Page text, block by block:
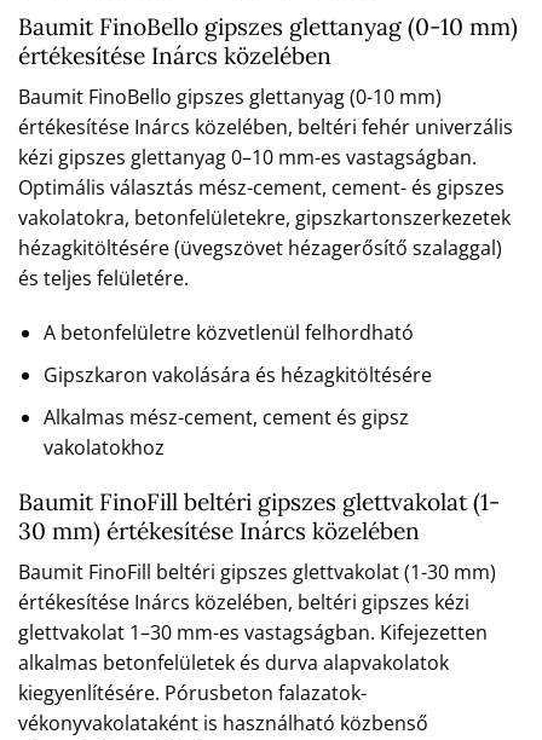
Baumit FinoBello gipszes glettanyag (0-10 mm)
értékesítése Inárcs közelében
Baumit FinoBello gipszes glettanyag (0-10 mm)
értékesítése Inárcs közelében, beltéri fehér univerzális
kézi gipszes glettanyag 0–10 mm-es vastagságban.
Optimális választás mész-cement, cement- és gipszes
vakolatokra, betonfelületekre, gipszkartonszerkezetek
hézagkitöltésére (üvegszövet hézagerősítő szalaggal)
és teljes felületére.
A betonfelületre közvetlenül felhordható
Gipszkaron vakolására és hézagkitöltésére
Alkalmas mész-cement, cement és gipsz
vakolatokhoz
Baumit FinoFill beltéri gipszes glettvakolat (1-
30 mm) értékesítése Inárcs közelében
Baumit FinoFill beltéri gipszes glettvakolat (1-30 mm)
értékesítése Inárcs közelében, beltéri gipszes kézi
glettvakolat 1–30 mm-es vastagságban. Kifejezetten
alkalmas betonfelületek és durva alapvakolatok
kiegyenlítésére. Pórusbeton falazatok-
vékonyvakolataként is használható közbenső